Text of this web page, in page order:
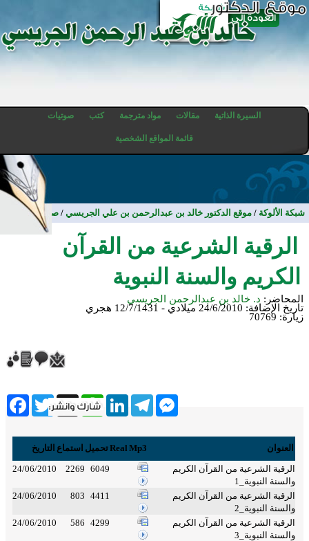
السيرة الذاتية مقالات مواد مترجمة كتب صوتيات
قائمة المواقع الشخصية
شبكة الألوكة / موقع الدكتور خالد بن عبدالرحمن بن علي الجريسي / صوتيات
الرقية الشرعية من القرآن
الكريم والسنة النبوية
المحاضر: د. خالد بن عبدالرحمن الجريسي
تاريخ الإضافة: 24/6/2010 ميلادي - 12/7/1431 هجري
زيارة: 70769
Twitter X
WhatsApp
LinkedInTelegram
Messenger
العنوان Mp3
Realتحميل استماع التاريخ
الرقية الشرعية من القرآن الكريم
والسنة النبوية_1
6049
2269
24/06/2010
الرقية الشرعية من القرآن الكريم
والسنة النبوية_2
4411
803
24/06/2010
الرقية الشرعية من القرآن الكريم
والسنة النبوية_3
4299
586
24/06/2010